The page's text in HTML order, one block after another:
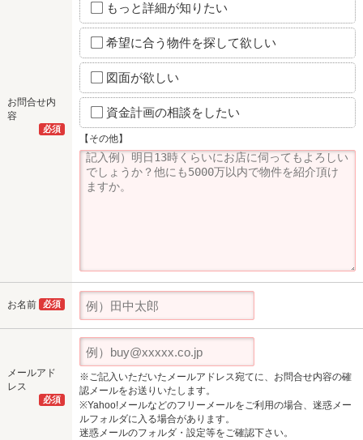
お問合せ内
容
必須
もっと詳細が知りたい
希望に合う物件を探して欲しい
図面が欲しい
資金計画の相談をしたい
【その他】
お名前 必須
メールアド
レス
必須
※ご記入いただいたメールアドレス宛てに、お問合せ内容の確
認メールをお送りいたします。
※Yahoo!メールなどのフリーメールをご利用の場合、迷惑メー
ルフォルダに入る場合があります。
迷惑メールのフォルダ・設定等をご確認下さい。